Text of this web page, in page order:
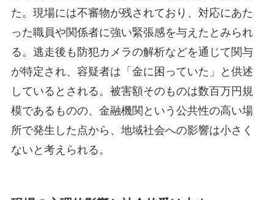
た。現場には不審物が残されており、対応にあた
った職員や関係者に強い緊張感を与えたとみられ
る。逃走後も防犯カメラの解析などを通じて関与
が特定され、容疑者は「金に困っていた」と供述
しているとされる。被害額そのものは数百万円規
模であるものの、金融機関という公共性の高い場
所で発生した点から、地域社会への影響は小さく
ないと考えられる。